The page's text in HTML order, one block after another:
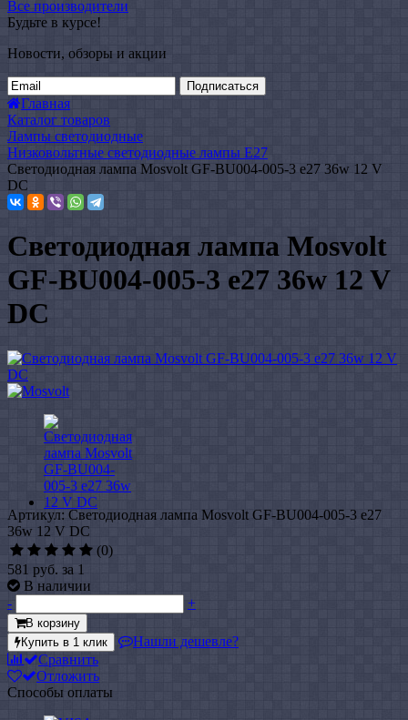
Все производители
Будьте в курсе!
Новости, обзоры и акции
Подписаться
Главная
Каталог товаров
Лампы светодиодные
Низковольтные светодиодные лампы E27
Светодиодная лампа Mosvolt GF-BU004-005-3 e27 36w 12 V
DC
Светодиодная лампа Mosvolt
GF-BU004-005-3 e27 36w 12 V
DC
Артикул: Светодиодная лампа Mosvolt GF-BU004-005-3 e27
36w 12 V DC
(0)
581 руб. за 1
В наличии
-
+
В корзину
Купить в 1 клик
Нашли дешевле?
Сравнить
Отложить
Способы оплаты